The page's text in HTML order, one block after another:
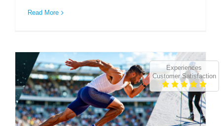
Read More
Experiences
Customer Satisfaction